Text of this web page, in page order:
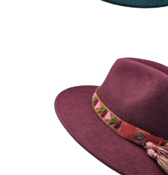
FARAKSEN
195€